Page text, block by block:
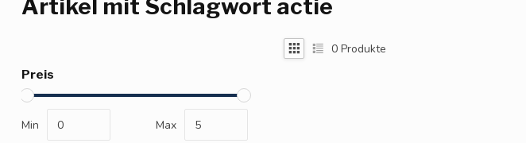
Artikel mit Schlagwort actie
Preis
Min Max
0 Produkte